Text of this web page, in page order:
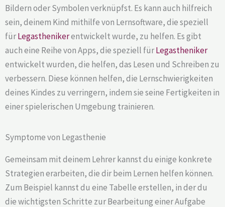
Bildern oder Symbolen verknüpfst. Es kann auch hilfreich
sein, deinem Kind mithilfe von Lernsoftware, die speziell
fürLegasthenikerentwickelt wurde, zu helfen. Es gibt
auch eine Reihe von Apps, die speziell fürLegastheniker
entwickelt wurden, die helfen, das Lesen und Schreiben zu
verbessern. Diese können helfen, die Lernschwierigkeiten
deines Kindes zu verringern, indem sie seine Fertigkeiten in
einer spielerischen Umgebung trainieren.
Symptome von Legasthenie
Gemeinsam mit deinem Lehrer kannst du einige konkrete
Strategien erarbeiten, die dir beim Lernen helfen können.
Zum Beispiel kannst du eine Tabelle erstellen, in der du
die wichtigsten Schritte zur Bearbeitung einer Aufgabe